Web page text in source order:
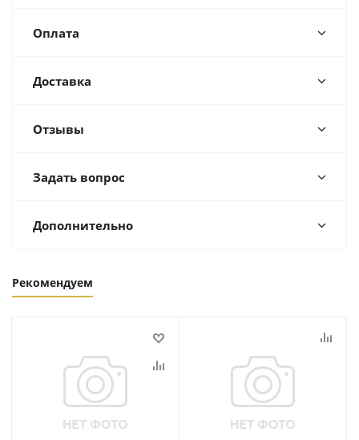
Оплата
Доставка
Отзывы
Задать вопрос
Дополнительно
Рекомендуем